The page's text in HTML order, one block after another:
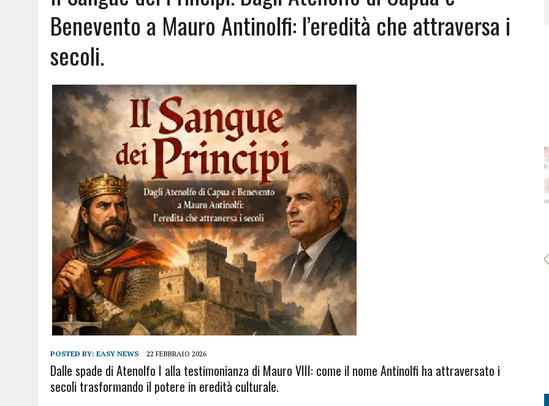
Benevento a Mauro Antinolfi: l’eredità che attraversa i
secoli.
POSTED BY: EASY NEWS 22 FEBBRAIO 2026
Dalle spade di Atenolfo I alla testimonianza di Mauro VIII: come il nome Antinolfi ha attraversato i
secoli trasformando il potere in eredità culturale.